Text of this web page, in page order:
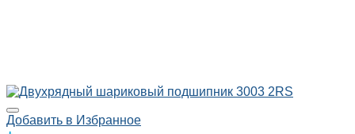
Добавить в Избранное